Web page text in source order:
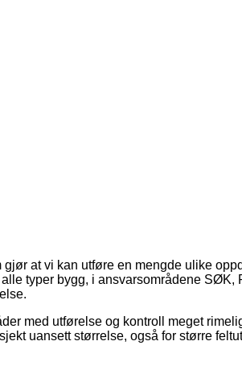
at vi kan utføre en mengde ulike
typer bygg, i ansvarsområdene SØK,
med utførelse og kontroll meget
uansett størrelse, også for større